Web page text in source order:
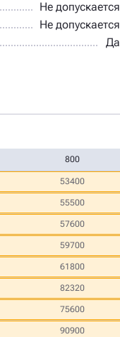
Не допускается
Не допускается
Да
800
53400
55500
57600
59700
61800
82320
75600
90900